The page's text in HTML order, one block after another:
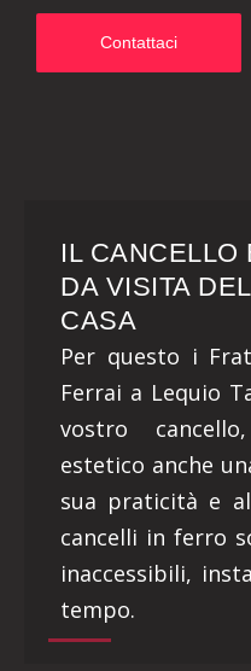
Contattaci
IL CANCELLO
DA VISITA
CASA
Per questo i
Ferrai a Lequio
vostro
estetico anche
sua praticità e
cancelli in ferro
inaccessibili,
tempo.